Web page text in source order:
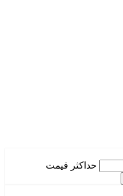
حداكثر قيمت